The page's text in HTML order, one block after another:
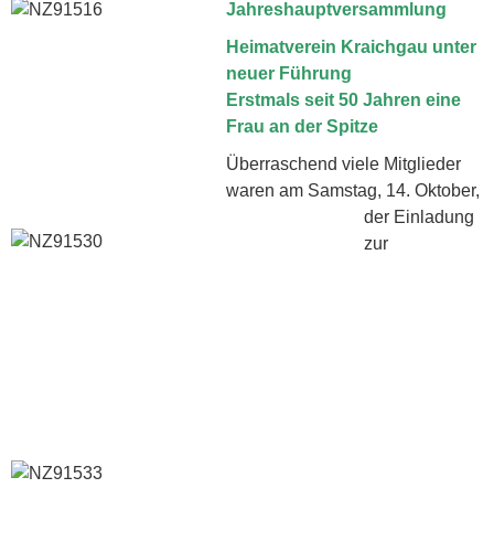
Jahreshauptversammlung
Heimatverein Kraichgau unter
neuer Führung
Erstmals seit 50 Jahren eine
Frau an der Spitze
Überraschend viele Mitglieder
waren am Samstag, 14. Oktober,
der Einladung
zur